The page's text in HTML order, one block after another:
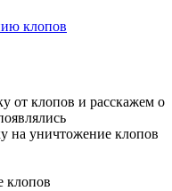
клопов
от клопов и расскажем о
клопов